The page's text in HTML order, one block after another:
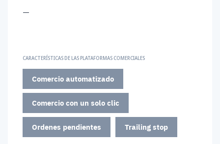
—
CARACTERÍSTICAS DE LAS PLATAFORMAS COMERCIALES
Comercio automatizado
Comercio con un solo clic
Ordenes pendientes Trailing stop